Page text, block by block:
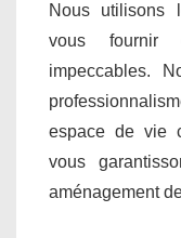
Nous utilisons
vous fournir
impeccables.
espace de vie
vous
aménagement